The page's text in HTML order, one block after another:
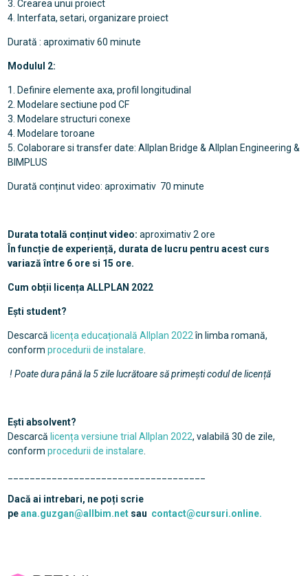
3. Crearea unui proiect
4. Interfata, setari, organizare proiect
Durată : aproximativ 60 minute
Modulul 2:
1. Definire elemente axa, profil longitudinal
2. Modelare sectiune pod CF
3. Modelare structuri conexe
4. Modelare toroane
5. Colaborare si transfer date: Allplan Bridge & Allplan Engineering &
BIMPLUS
Durată conținut video: aproximativ 70 minute
Durata totală conținut video: aproximativ 2 ore
În funcție de experiență, durata de lucru pentru acest curs
variază între 6 ore si 15 ore.
Cum obții licența ALLPLAN 2022
Ești student?
Descarcă licența educațională Allplan 2022în limba romană,
conform procedurii de instalare
! Poate dura până la 5 zile lucrătoare să primești codul de licență
Ești absolvent?
Descarcă licența versiune trial Allplan 2022, valabilă 30 de zile,
conform procedurii de instalare
Dacă ai intrebari, ne poți scrie
peana.guzgan@allbim.netsau contact@cursuri.online.